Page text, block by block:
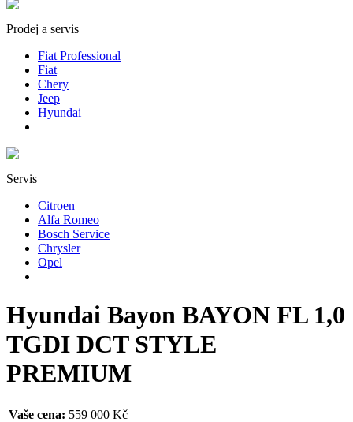
Prodej a servis
Fiat Professional
Fiat
Chery
Jeep
Hyundai
Servis
Citroen
Alfa Romeo
Bosch Service
Chrysler
Opel
Hyundai Bayon BAYON FL 1,0
TGDI DCT STYLE
PREMIUM
Vaše cena: 559 000 Kč